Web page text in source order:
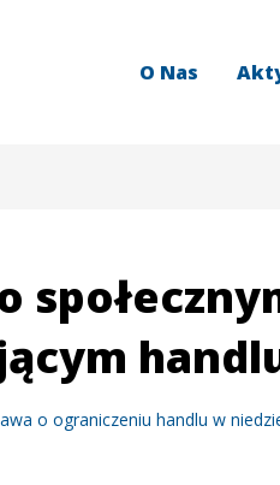
O Nas
o ograniczeniu handlu w